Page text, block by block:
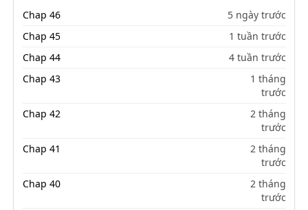
Chap 46
5 ngày trước
Chap 45
1 tuần trước
Chap 44
4 tuần trước
Chap 43
1 tháng
trước
Chap 42
2 tháng
trước
Chap 41
2 tháng
trước
Chap 40
2 tháng
trước